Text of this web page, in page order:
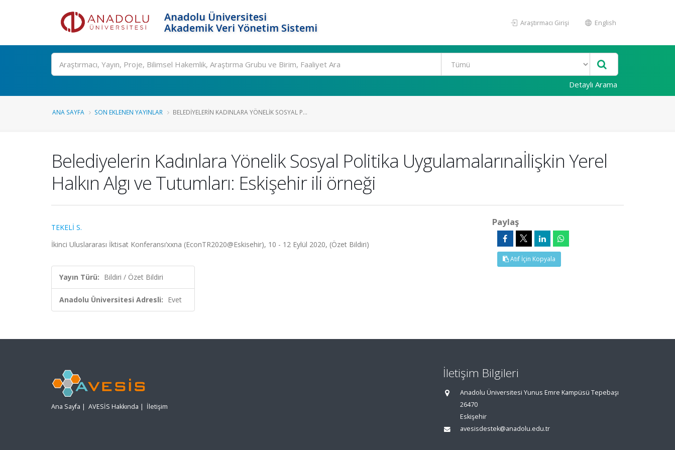
Anadolu Üniversitesi
Akademik Veri Yönetim Sistemi
Araştırmacı Girişi English
Ara
Detaylı Arama
ANA SAYFA SON EKLENEN YAYINLAR BELEDIYELERIN KADINLARA YÖNELIK SOSYAL P...
Belediyelerin Kadınlara Yönelik Sosyal Politika Uygulamalarınaİlişkin Yerel
Halkın Algı ve Tutumları: Eskişehir ili örneği
TEKELİ S.
İkinci Uluslararası İktisat Konferansı’xxna (EconTR2020@Eskisehir), 10 - 12 Eylül 2020, (Özet Bildiri)
Yayın Türü: Bildiri / Özet Bildiri
Anadolu Üniversitesi Adresli: Evet
Paylaş
Atıf İçin Kopyala
Ana Sayfa | AVESİS Hakkında | İletişim
İletişim Bilgileri
Anadolu Üniversitesi Yunus Emre Kampüsü Tepebaşı
26470
Eskişehir
avesisdestek@anadolu.edu.tr